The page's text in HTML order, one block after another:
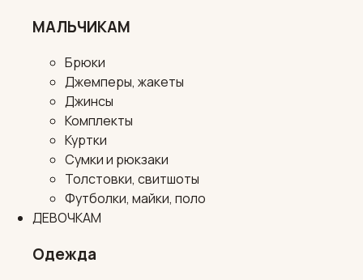
МАЛЬЧИКАМ
Брюки
Джемперы, жакеты
Джинсы
Комплекты
Куртки
Сумки и рюкзаки
Толстовки, свитшоты
Футболки, майки, поло
ДЕВОЧКАМ
Одежда